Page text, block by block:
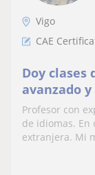
Vigo
CAE
Doy clases de inglés
avanzado
extranjeros. Tanto para adultos
para
Profesor con
de idiomas. En
extranjera. Mi